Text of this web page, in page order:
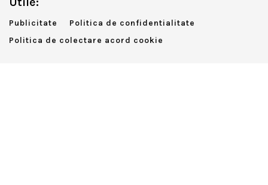
Publicitate
Politica de confidentialitate
Politica de colectare acord cookie